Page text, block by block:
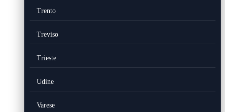
Trento
Treviso
Trieste
Udine
Varese